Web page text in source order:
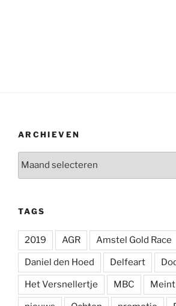
ARCHIEVEN
TAGS
2019 AGR Amstel Gold Race
Daniel den Hoed Delfeart
Het Versnellertje MBC Meint